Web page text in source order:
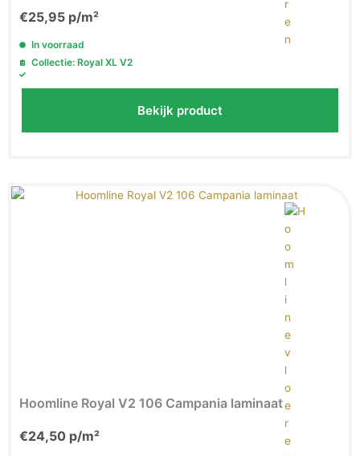
€25,95 p/m²
In voorraad
Collectie: Royal XL V2
Bekijk product
Hoomline Royal V2 106 Campania laminaat
€24,50 p/m²